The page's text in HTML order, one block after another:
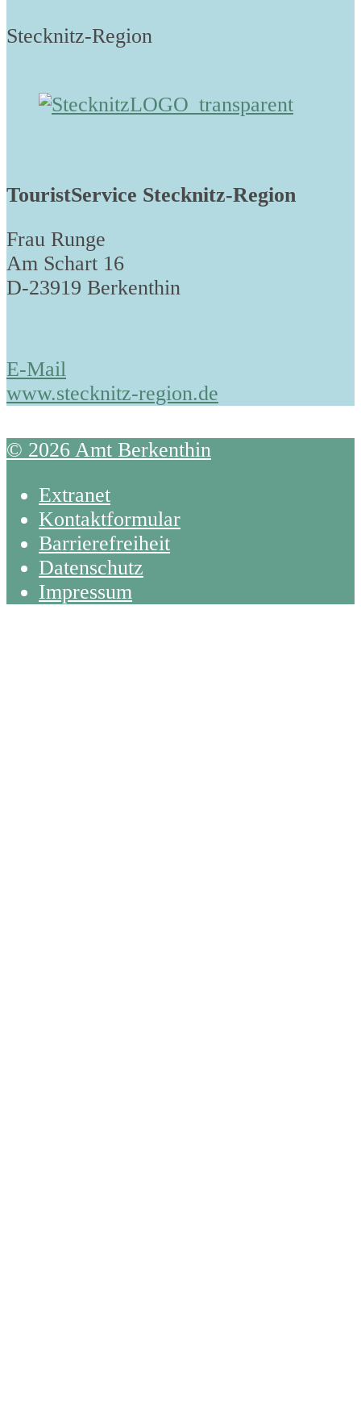
Stecknitz-Region
TouristService Stecknitz-Region
Frau Runge
Am Schart 16
D-23919 Berkenthin
E-Mail
www.stecknitz-region.de
© 2026 Amt Berkenthin
Extranet
Kontaktformular
Barrierefreiheit
Datenschutz
Impressum